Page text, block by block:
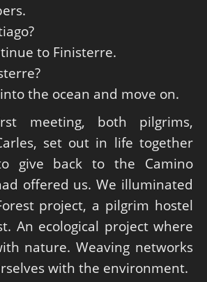
to Finisterre.
the ocean and move on.
meeting, both pilgrims,
set out in life together
give back to the Camino
offered us. We illuminated
project, a pilgrim hostel
An ecological project where
nature. Weaving networks
with the environment.